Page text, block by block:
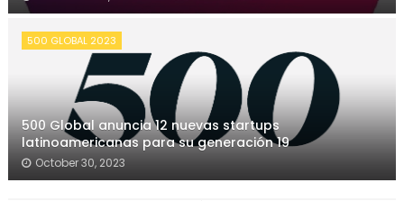
500 GLOBAL 2023
500 Global anuncia 12 nuevas startups
latinoamericanas para su generación 19
October 30, 2023